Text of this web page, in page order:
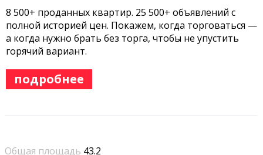
8 500+ проданных квартир. 25 500+ объявлений с
полной историей цен. Покажем, когда торговаться —
а когда нужно брать без торга, чтобы не упустить
горячий вариант.
подробнее
Общая площадь 43.2